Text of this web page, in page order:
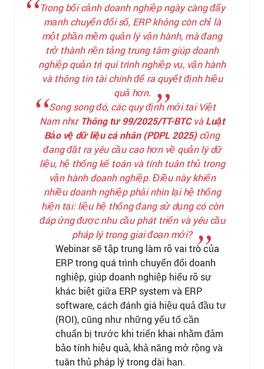
Trong bối cảnh doanh nghiệp ngày càng đẩy
mạnh chuyển đổi số, ERP không còn chỉ là
một phần mềm quản lý vận hành, mà đang
trở thành nền tảng trung tâm giúp doanh
nghiệp quản trị qui trình nghiệp vụ, vận hành
và thông tin tài chính để ra quyết định hiệu
quả hơn.
Song song đó, các quy định mới tại Việt
Nam như Thông tư 99/2025/TT-BTCvàLuật
Bảo vệ dữ liệu cá nhân (PDPL 2025)cũng
đang đặt ra yêu cầu cao hơn về quản lý dữ
liệu, hệ thống kế toán và tính tuân thủ trong
vận hành doanh nghiệp. Điều này khiến
nhiều doanh nghiệp phải nhìn lại hệ thống
hiện tại: liệu hệ thống đang sử dụng có còn
đáp ứng được nhu cầu phát triển và yêu cầu
pháp lý trong giai đoạn mới?
Webinar sẽ tập trung làm rõ vai trò của
ERP trong quá trình chuyển đổi doanh
nghiệp, giúp doanh nghiệp hiểu rõ sự
khác biệt giữa ERP system và ERP
software, cách đánh giá hiệu quả đầu tư
(ROI), cũng như những yếu tố cần
chuẩn bị trước khi triển khai nhằm đảm
bảo tính hiệu quả, khả năng mở rộng và
tuân thủ pháp lý trong dài hạn.